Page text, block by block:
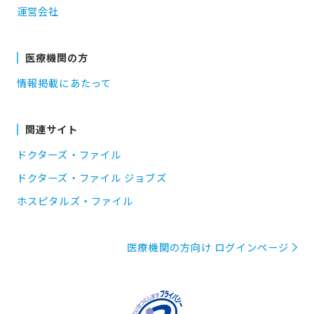
運営会社
医療機関の方
情報掲載にあたって
関連サイト
ドクターズ・ファイル
ドクターズ・ファイル ジョブズ
ホスピタルズ・ファイル
医療機関の方向け ログインページ